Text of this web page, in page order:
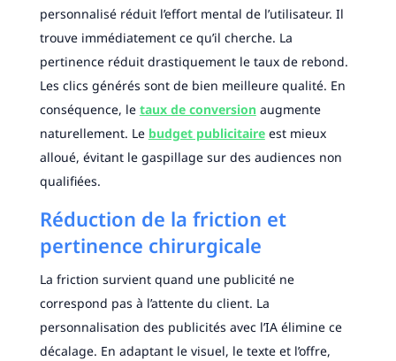
personnalisé réduit l’effort mental de l’utilisateur. Il
trouve immédiatement ce qu’il cherche. La
pertinence réduit drastiquement le taux de rebond.
Les clics générés sont de bien meilleure qualité. En
conséquence, le taux de conversion augmente
naturellement. Le budget publicitaireest mieux
alloué, évitant le gaspillage sur des audiences non
qualifiées.
Réduction de la friction et
pertinence chirurgicale
La friction survient quand une publicité ne
correspond pas à l’attente du client. La
personnalisation des publicités avec l’IA élimine ce
décalage. En adaptant le visuel, le texte et l’offre,